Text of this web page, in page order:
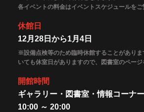
各イベントの料金はイベントスケジュールをご
休館日
12月28日から1月4日
※設備点検等のため臨時休館することがあり
いても休室日がありますので、図書室のページ
開館時間
ギャラリー・図書室・情報コーナー
10:00 ～ 20:00